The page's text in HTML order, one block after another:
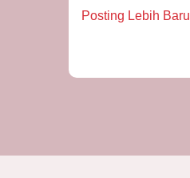
Posting Lebih Baru